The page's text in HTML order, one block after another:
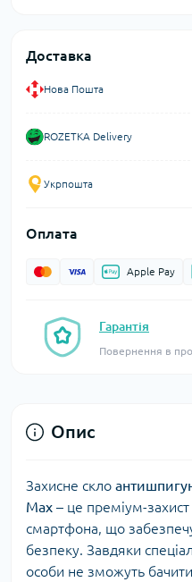
Доставка
Нова Пошта
ROZETKA Delivery
Укрпошта
Оплата
Apple Pay
Гарантія
Повернення в
Опис
Захисне скло
Max – це преміум-
смартфона, що
безпеку. Завдяки
особи не зможуть